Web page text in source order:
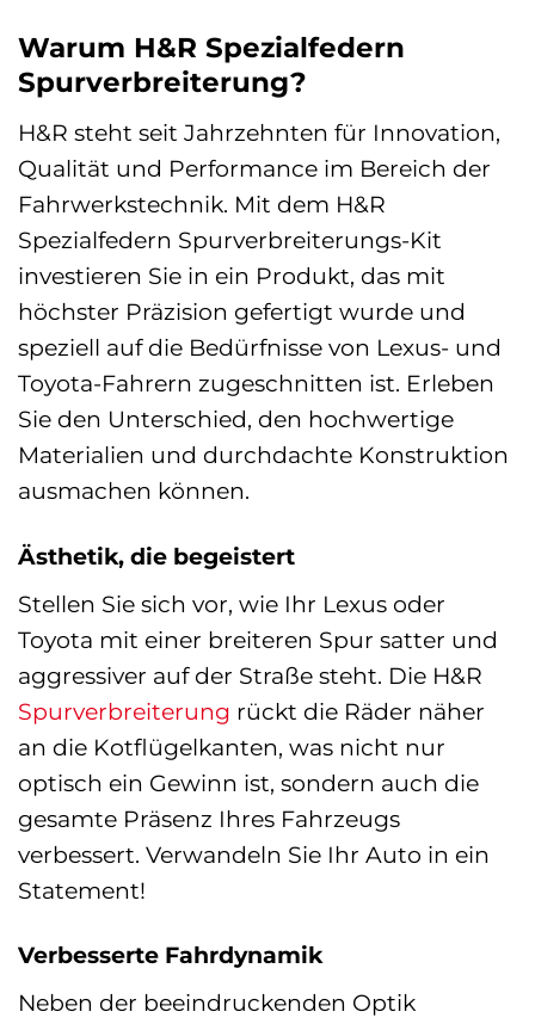
Warum H&R Spezialfedern
Spurverbreiterung?
H&R steht seit Jahrzehnten für Innovation,
Qualität und Performance im Bereich der
Fahrwerkstechnik. Mit dem H&R
Spezialfedern Spurverbreiterungs-Kit
investieren Sie in ein Produkt, das mit
höchster Präzision gefertigt wurde und
speziell auf die Bedürfnisse von Lexus- und
Toyota-Fahrern zugeschnitten ist. Erleben
Sie den Unterschied, den hochwertige
Materialien und durchdachte Konstruktion
ausmachen können.
Ästhetik, die begeistert
Stellen Sie sich vor, wie Ihr Lexus oder
Toyota mit einer breiteren Spur satter und
aggressiver auf der Straße steht. Die H&R
Spurverbreiterung rückt die Räder näher
an die Kotflügelkanten, was nicht nur
optisch ein Gewinn ist, sondern auch die
gesamte Präsenz Ihres Fahrzeugs
verbessert. Verwandeln Sie Ihr Auto in ein
Statement!
Verbesserte Fahrdynamik
Neben der beeindruckenden Optik